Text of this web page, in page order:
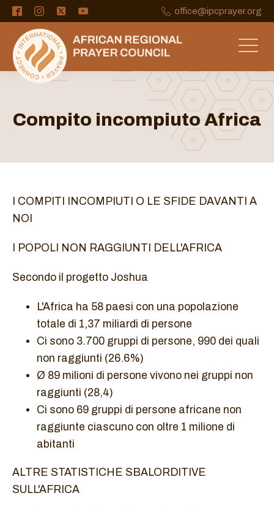
office@ipcprayer.org
Compito incompiuto Africa
I COMPITI INCOMPIUTI O LE SFIDE DAVANTI A
NOI
I POPOLI NON RAGGIUNTI DELL'AFRICA
Secondo il progetto Joshua
L'Africa ha 58 paesi con una popolazione
totale di 1,37 miliardi di persone
Ci sono 3.700 gruppi di persone, 990 dei quali
non raggiunti (26.6%)
Ø 89 milioni di persone vivono nei gruppi non
raggiunti (28,4)
Ci sono 69 gruppi di persone africane non
raggiunte ciascuno con oltre 1 milione di
abitanti
ALTRE STATISTICHE SBALORDITIVE
SULL'AFRICA